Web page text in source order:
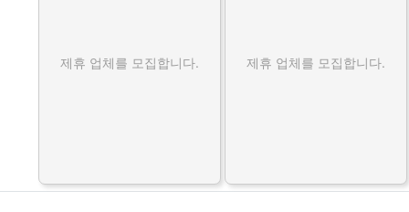
제휴 업체를 모집합니다. 제휴 업체를 모집합니다.